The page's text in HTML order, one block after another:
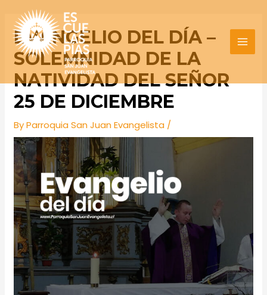
content
EVANGELIO DEL DÍA –
SOLEMNIDAD DE LA
NATIVIDAD DEL SEÑOR
25 DE DICIEMBRE
ByParroquia San Juan Evangelista /
Post
navigation